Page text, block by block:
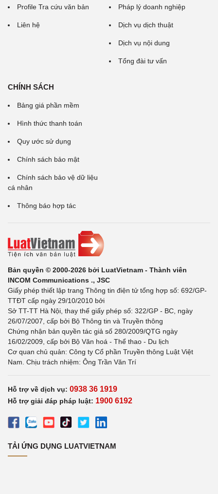
Profile Tra cứu văn bản
Liên hệ
Pháp lý doanh nghiệp
Dịch vụ dịch thuật
Dịch vụ nội dung
Tổng đài tư vấn
CHÍNH SÁCH
Bảng giá phần mềm
Hình thức thanh toán
Quy ước sử dụng
Chính sách bảo mật
Chính sách bảo vệ dữ liệu
cá nhân
Thông báo hợp tác
Bản quyền © 2000-2026 bởi LuatVietnam - Thành viên
INCOM Communications ., JSC
Giấy phép thiết lập trang Thông tin điện tử tổng hợp số: 692/GP-
TTĐT cấp ngày 29/10/2010 bởi
Sở TT-TT Hà Nội, thay thế giấy phép số: 322/GP - BC, ngày
26/07/2007, cấp bởi Bộ Thông tin và Truyền thông
Chứng nhận bản quyền tác giả số 280/2009/QTG ngày
16/02/2009, cấp bởi Bộ Văn hoá - Thể thao - Du lịch
Cơ quan chủ quản: Công ty Cổ phần Truyền thông Luật Việt
Nam. Chịu trách nhiệm: Ông Trần Văn Trí
Hỗ trợ về dịch vụ: 0938 36 1919
Hỗ trợ giải đáp pháp luật: 1900 6192
TẢI ỨNG DỤNG LUATVIETNAM